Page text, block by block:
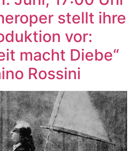
stellt ihre
vor:
macht Diebe“
Rossini